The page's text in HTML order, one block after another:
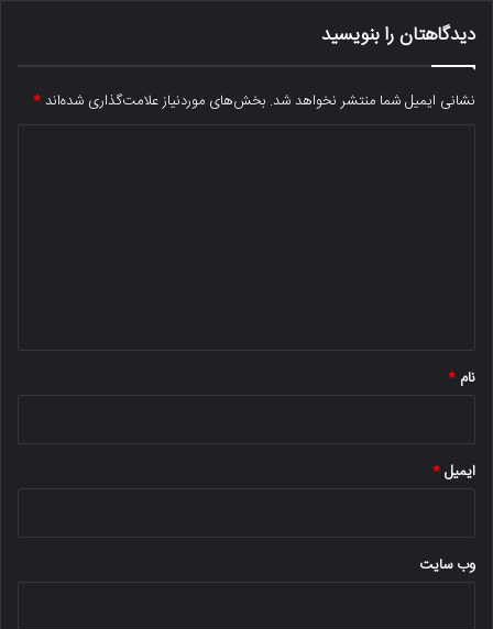
دیدگاهتان را بنویسید
نشانی ایمیل شما منتشر نخواهد شد. بخش‌های موردنیاز علامت‌گذاری شده‌اند*
نام *
ایمیل*
وب‌ سایت